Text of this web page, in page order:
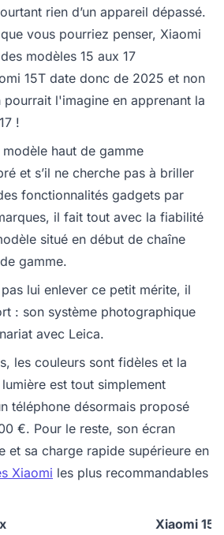
rien d’un appareil dépassé.
vous pourriez penser, Xiaomi
modèles 15 aux 17
15T date donc de 2025 et non
l'imagine en apprenant la
!
haut de gamme
et s’il ne cherche pas à briller
fonctionnalités gadgets par
il fait tout avec la fiabilité
situé en début de chaîne
gamme.
lui enlever ce petit mérite, il
: son système photographique
avec Leica.
les couleurs sont fidèles et la
est tout simplement
téléphone désormais proposé
€. Pour le reste, son écran
et sa charge rapide supérieure en
Xiaomi les plus recommandables
Xiaomi